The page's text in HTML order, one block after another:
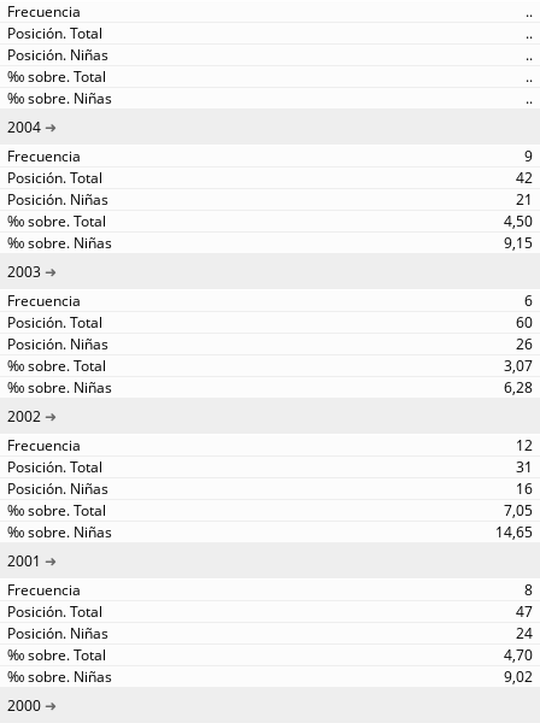
..
..
..
..
..
2004
9
42
21
4,50
9,15
2003
6
60
26
3,07
6,28
2002
12
31
16
7,05
14,65
2001
8
47
24
4,70
9,02
2000